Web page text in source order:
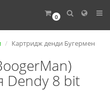
0
Картридж денди Бугермен
Dendy 8 bit